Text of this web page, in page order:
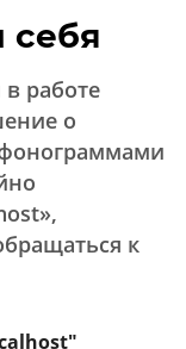
себя
работе
о
к